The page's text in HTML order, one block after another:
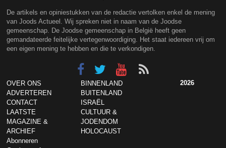
De artikels en opiniestukken van de redactie vertolken enkel de mening
van Joods Actueel. Wij spreken niet in naam van de Joodse
gemeenschap. De Joodse gemeenschap in België heeft geen
gemandateerde feitelijke vertegenwoordiging. Het staat iedereen vrij om
een eigen mening te hebben en die te verkondigen.
OVER ONS
ADVERTEREN
CONTACT
LAATSTE
MAGAZINE &
ARCHIEF
Abonneren
BINNENLAND
BUITENLAND
ISRAËL
CULTUUR &
JODENDOM
HOLOCAUST
2026